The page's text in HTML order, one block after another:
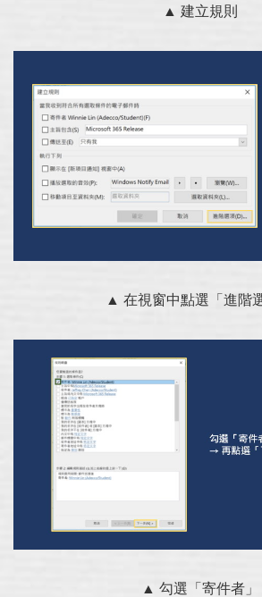
▲ 建立規則
▲ 在視窗中點選「進階
▲ 勾選「寄件者」